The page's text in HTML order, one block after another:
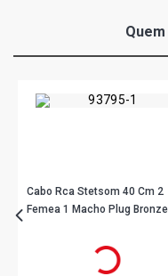
Cabo Rca Stetsom 40 Cm 2
Femea 1 Macho Plug Bronze
em até 1x de